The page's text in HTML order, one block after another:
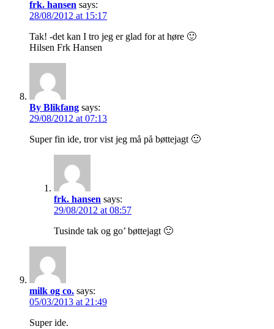
frk. hansen says:
28/08/2012 at 15:17
Tak! -det kan I tro jeg er glad for at høre 🙂
Hilsen Frk Hansen
By Blikfang says:
29/08/2012 at 07:13
Super fin ide, tror vist jeg må på bøttejagt 🙂
frk. hansen says:
29/08/2012 at 08:57
Tusinde tak og go’ bøttejagt 🙂
milk og co. says:
05/03/2013 at 21:49
Super ide.